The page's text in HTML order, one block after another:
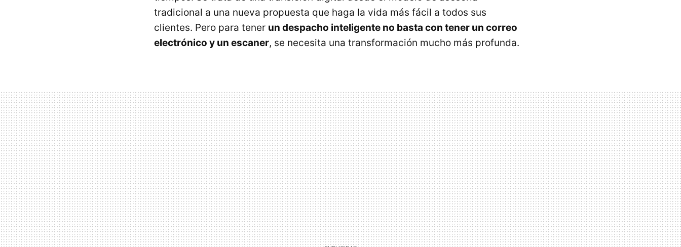
tradicional a una nueva propuesta que haga la vida más fácil a todos sus
clientes. Pero para tener un despacho inteligente no basta con tener un correo
electrónico y un escaner, se necesita una transformación mucho más profunda.